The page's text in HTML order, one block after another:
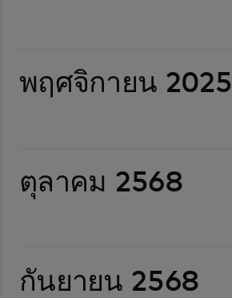
พฤศจิกายน 2025
ตุลาคม 2568
กันยายน 2568